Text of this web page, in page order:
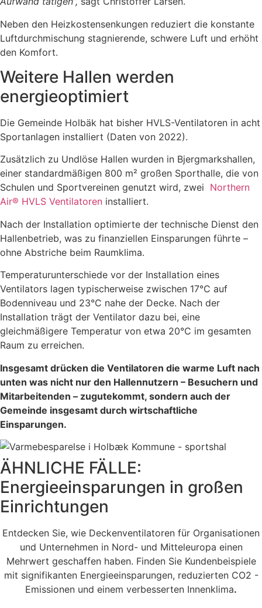
Neben den Heizkostensenkungen reduziert die konstante
Luftdurchmischung stagnierende, schwere Luft und erhöht
den Komfort.
Weitere Hallen werden
energieoptimiert
Die Gemeinde Holbäk hat bisher HVLS-Ventilatoren in acht
Sportanlagen installiert (Daten von 2022).
Zusätzlich zu Undlöse Hallen wurden in Bjergmarkshallen,
einer standardmäßigen 800 m² großen Sporthalle, die von
Schulen und Sportvereinen genutzt wird, zwei Northern
Air® HVLS Ventilatoren installiert.
Nach der Installation optimierte der technische Dienst den
Hallenbetrieb, was zu finanziellen Einsparungen führte –
ohne Abstriche beim Raumklima.
Temperaturunterschiede vor der Installation eines
Ventilators lagen typischerweise zwischen 17°C auf
Bodenniveau und 23°C nahe der Decke. Nach der
Installation trägt der Ventilator dazu bei, eine
gleichmäßigere Temperatur von etwa 20°C im gesamten
Raum zu erreichen.
Insgesamt drücken die Ventilatoren die warme Luft nach
unten was nicht nur den Hallennutzern – Besuchern und
Mitarbeitenden – zugutekommt, sondern auch der
Gemeinde insgesamt durch wirtschaftliche
Einsparungen.
ÄHNLICHE FÄLLE:
Energieeinsparungen in großen
Einrichtungen
Entdecken Sie, wie Deckenventilatoren für Organisationen
und Unternehmen in Nord- und Mitteleuropa einen
Mehrwert geschaffen haben. Finden Sie Kundenbeispiele
mit signifikanten Energieeinsparungen, reduzierten CO2 -
Emissionen und einem verbesserten Innenklima.